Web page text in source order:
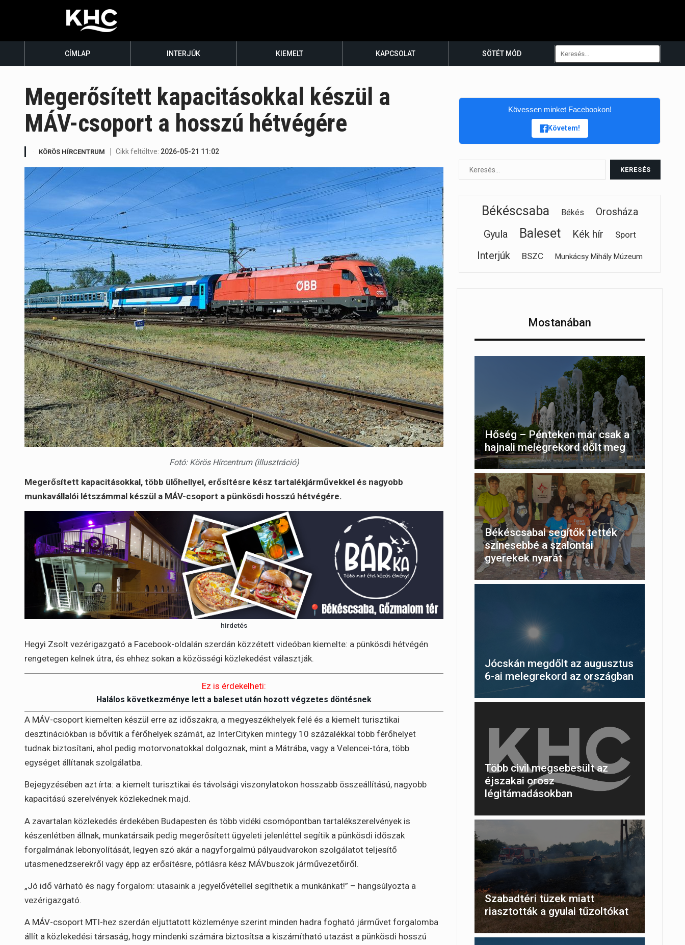
CÍMLAP INTERJÚK KIEMELT KAPCSOLAT SÖTÉT MÓD
Megerősített kapacitásokkal készül a
MÁV-csoport a hosszú hétvégére
KÖRÖS HÍRCENTRUM Cikk feltöltve: 2026-05-21 11:02
Fotó: Körös Hírcentrum (illusztráció)
Megerősített kapacitásokkal, több ülőhellyel, erősítésre kész tartalékjárművekkel és nagyobb
munkavállalói létszámmal készül a MÁV-csoport a pünkösdi hosszú hétvégére.
hirdetés
Hegyi Zsolt vezérigazgató a Facebook-oldalán szerdán közzétett videóban kiemelte: a pünkösdi hétvégén
rengetegen kelnek útra, és ehhez sokan a közösségi közlekedést választják.
Ez is érdekelheti:
Halálos következménye lett a baleset után hozott végzetes döntésnek
A MÁV-csoport kiemelten készül erre az időszakra, a megyeszékhelyek felé és a kiemelt turisztikai
desztinációkban is bővítik a férőhelyek számát, az InterCityken mintegy 10 százalékkal több férőhelyet
tudnak biztosítani, ahol pedig motorvonatokkal dolgoznak, mint a Mátrába, vagy a Velencei-tóra, több
egységet állítanak szolgálatba.
Bejegyzésében azt írta: a kiemelt turisztikai és távolsági viszonylatokon hosszabb összeállítású, nagyobb
kapacitású szerelvények közlekednek majd.
A zavartalan közlekedés érdekében Budapesten és több vidéki csomópontban tartalékszerelvények is
készenlétben állnak, munkatársaik pedig megerősített ügyeleti jelenléttel segítik a pünkösdi időszak
forgalmának lebonyolítását, legyen szó akár a nagyforgalmú pályaudvarokon szolgálatot teljesítő
utasmenedzserekről vagy épp az erősítésre, pótlásra kész MÁVbuszok járművezetőiről.
„Jó idő várható és nagy forgalom: utasaink a jegyelővétellel segíthetik a munkánkat!” – hangsúlyozta a
vezérigazgató.
A MÁV-csoport MTI-hez szerdán eljuttatott közleménye szerint minden hadra fogható járművet forgalomba
állít a közlekedési társaság, hogy mindenki számára biztosítsa a kiszámítható utazást a pünkösdi hosszú
Kövessen minket Facebookon!
Követem!
Békéscsaba Békés
Orosháza
Gyula
Baleset Kék hír Sport
Interjúk BSZC Munkácsy Mihály Múzeum
Mostanában
Hőség – Pénteken már csak a
hajnali melegrekord dőlt meg
Békéscsabai segítők tették
színesebbé a szalontai
gyerekek nyarát
Jócskán megdőlt az augusztus
6-ai melegrekord az országban
Több civil megsebesült az
éjszakai orosz
légitámadásokban
Szabadtéri tüzek miatt
riasztották a gyulai tűzoltókat